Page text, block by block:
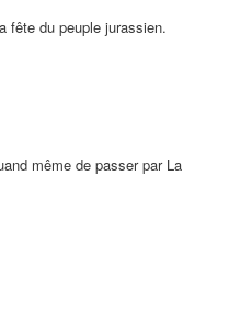
fête du peuple jurassien.
même de passer par La